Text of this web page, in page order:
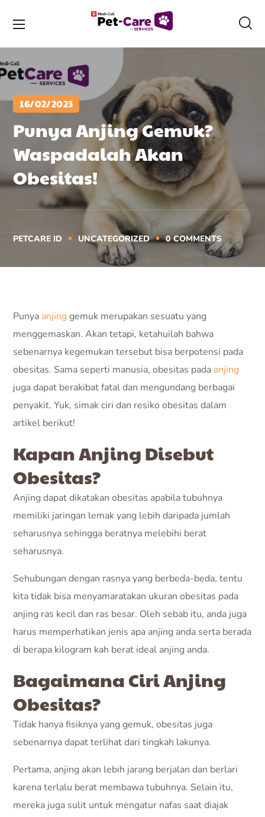
16/02/2023
Punya Anjing Gemuk?
Waspadalah Akan
Obesitas!
PETCARE ID UNCATEGORIZED 0 COMMENTS
Punya anjinggemuk merupakan sesuatu yang
menggemaskan. Akan tetapi, ketahuilah bahwa
sebenarnya kegemukan tersebut bisa berpotensi pada
obesitas. Sama seperti manusia, obesitas pada anjing
juga dapat berakibat fatal dan mengundang berbagai
penyakit. Yuk, simak ciri dan resiko obesitas dalam
artikel berikut!
Kapan Anjing Disebut
Obesitas?
Anjing dapat dikatakan obesitas apabila tubuhnya
memiliki jaringan lemak yang lebih daripada jumlah
seharusnya sehingga beratnya melebihi berat
seharusnya.
Sehubungan dengan rasnya yang berbeda-beda, tentu
kita tidak bisa menyamaratakan ukuran obesitas pada
anjing ras kecil dan ras besar. Oleh sebab itu, anda juga
harus memperhatikan jenis apa anjing anda serta berada
di berapa kilogram kah berat ideal anjing anda.
Bagaimana Ciri Anjing
Obesitas?
Tidak hanya fisiknya yang gemuk, obesitas juga
sebenarnya dapat terlihat dari tingkah lakunya.
Pertama, anjing akan lebih jarang berjalan dan berlari
karena terlalu berat membawa tubuhnya. Selain itu,
mereka juga sulit untuk mengatur nafas saat diajak